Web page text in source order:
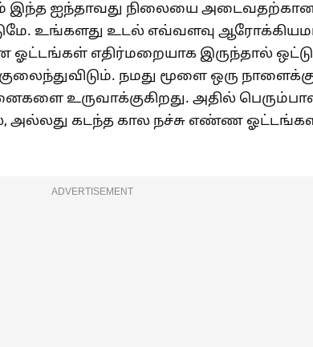
இந்த ஐந்தாவது நிலையை அடைவதற்கான
உங்களது உடல் எவ்வளவு
ஓட்டங்கள் எதிர்மறையாக இருந்தால்
நமது மூளை ஒரு
உருவாக்குகிறது. அதில்
அல்லது கடந்த கால நச்சு எண்ண
ADVERTISEMENT